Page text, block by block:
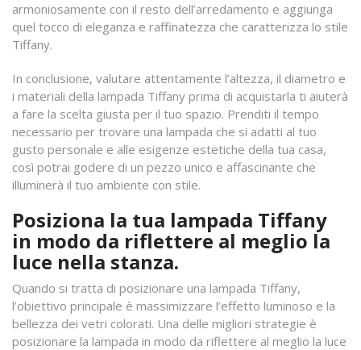
armoniosamente con il resto dell’arredamento e aggiunga
quel tocco di eleganza e raffinatezza che caratterizza lo stile
Tiffany.
In conclusione, valutare attentamente l’altezza, il diametro e
i materiali della lampada Tiffany prima di acquistarla ti aiuterà
a fare la scelta giusta per il tuo spazio. Prenditi il tempo
necessario per trovare una lampada che si adatti al tuo
gusto personale e alle esigenze estetiche della tua casa,
così potrai godere di un pezzo unico e affascinante che
illuminerà il tuo ambiente con stile.
Posiziona la tua lampada Tiffany
in modo da riflettere al meglio la
luce nella stanza.
Quando si tratta di posizionare una lampada Tiffany,
l’obiettivo principale è massimizzare l’effetto luminoso e la
bellezza dei vetri colorati. Una delle migliori strategie è
posizionare la lampada in modo da riflettere al meglio la luce